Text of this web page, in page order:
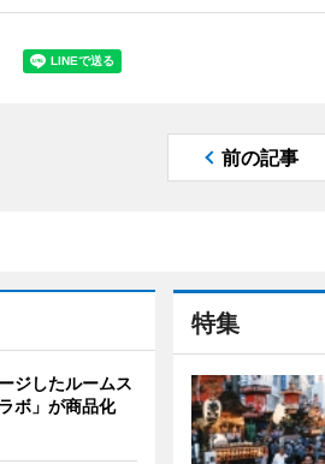
前の記事
特集
ジしたルームス
ボ」が商品化